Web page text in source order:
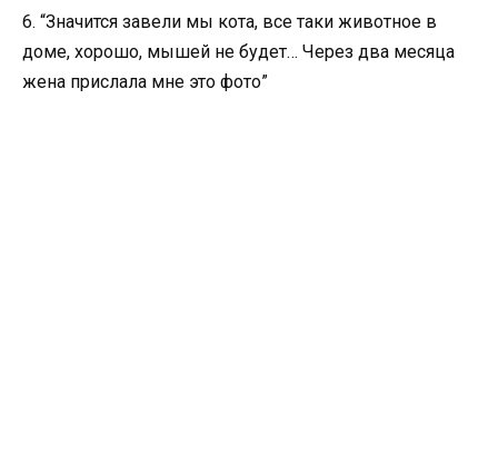
6. “Значится завели мы кота, все таки животное в
доме, хорошо, мышей не будет… Через два месяца
жена прислала мне это фото”